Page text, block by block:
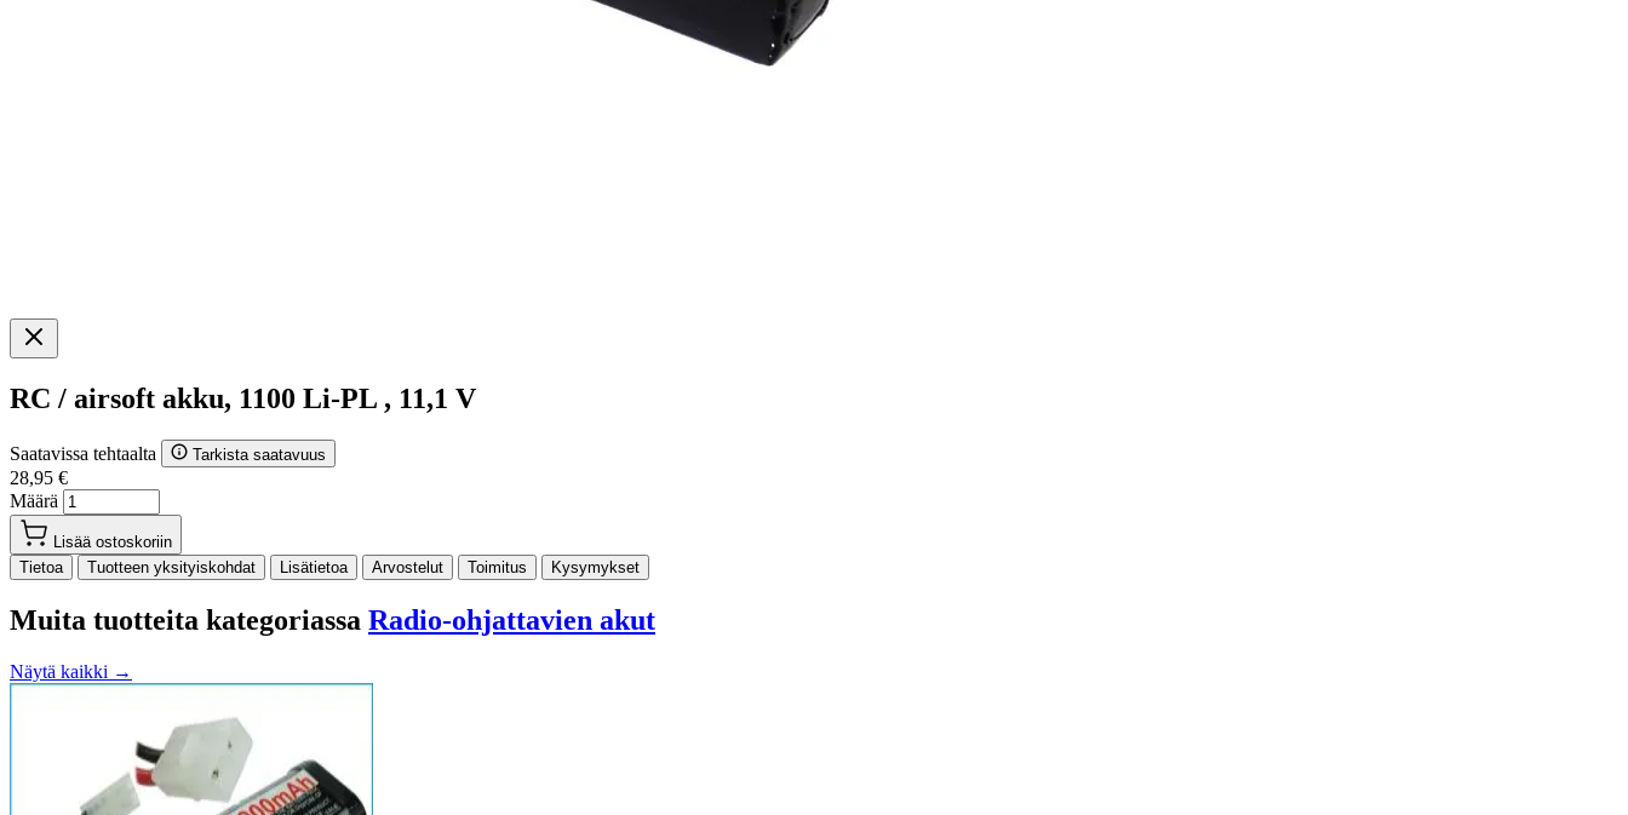
RC / airsoft akku, 1100 Li-PL , 11,1 V
Saatavissa tehtaalta Tarkista saatavuus
28,95 €
Määrä
Lisää ostoskoriin
Tietoa
Tuotteen yksityiskohdat Lisätietoa Arvostelut Toimitus Kysymykset
Muita tuotteita kategoriassa Radio-ohjattavien akut
Näytä kaikki →